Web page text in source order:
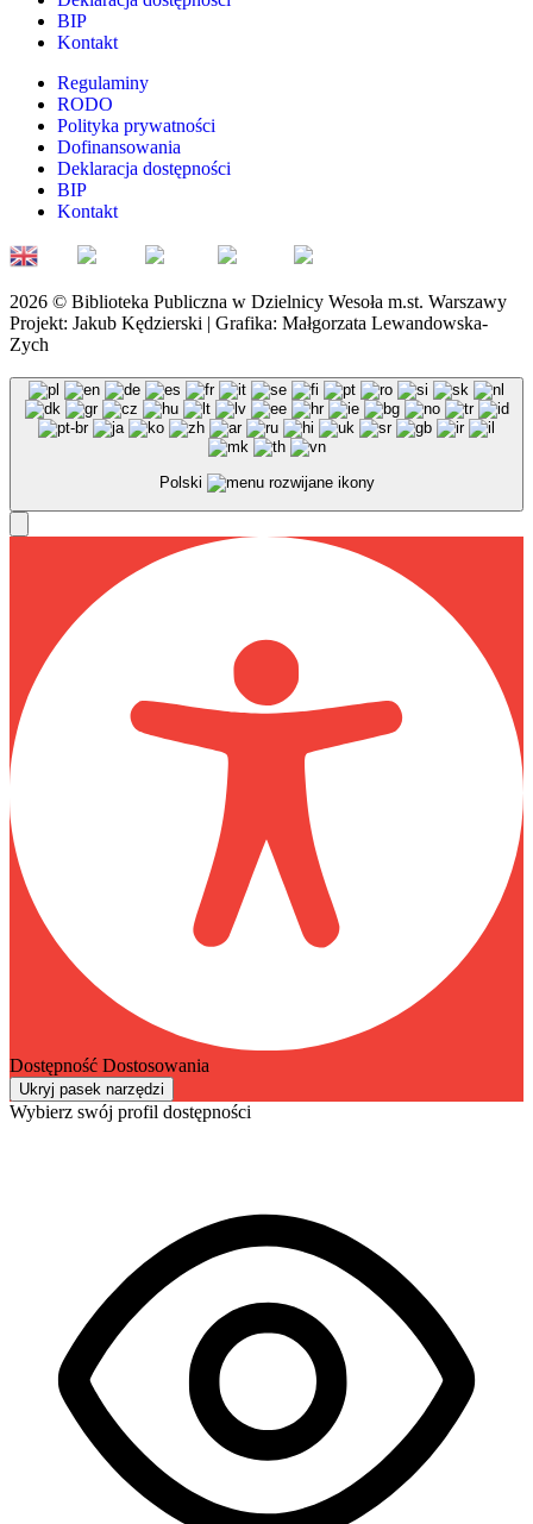
BIP
Kontakt
Regulaminy
RODO
Polityka prywatności
Dofinansowania
Deklaracja dostępności
BIP
Kontakt
2026 © Biblioteka Publiczna w Dzielnicy Wesoła m.st. Warszawy
Projekt: Jakub Kędzierski | Grafika: Małgorzata Lewandowska-
Zych
Polski
Dostępność Dostosowania
Ukryj pasek narzędzi
Wybierz swój profil dostępności